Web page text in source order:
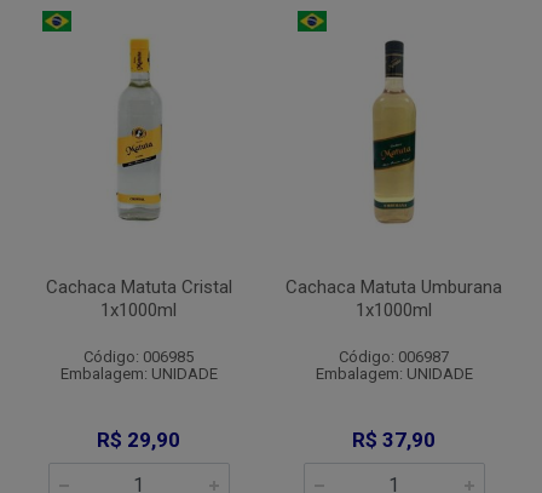
Cachaca Matuta Cristal
1x1000ml
Código: 006985
Embalagem: UNIDADE
R$ 29,90
Cachaca Matuta Umburana
1x1000ml
Código: 006987
Embalagem: UNIDADE
R$ 37,90